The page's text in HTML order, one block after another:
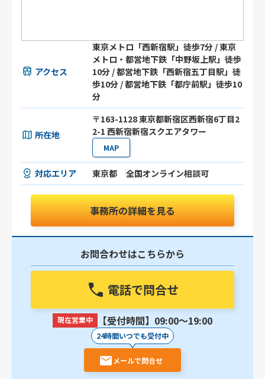
アクセス
東京メトロ「西新宿駅」徒歩7分 / 東京
メトロ・都営地下鉄「中野坂上駅」徒歩
10分 / 都営地下鉄「西新宿五丁目駅」徒
歩10分 / 都営地下鉄「都庁前駅」徒歩10
分
所在地
〒163-1128 東京都新宿区西新宿6丁目2
2-1 西新宿新宿スクエアタワー
MAP
対応エリア 東京都 全国オンライン相談可
事務所の詳細を見る
お問合わせはこちらから
電話で問合せ
現在営業中 【受付時間】09:00〜19:00
24時間いつでも受付中
メールで問合せ